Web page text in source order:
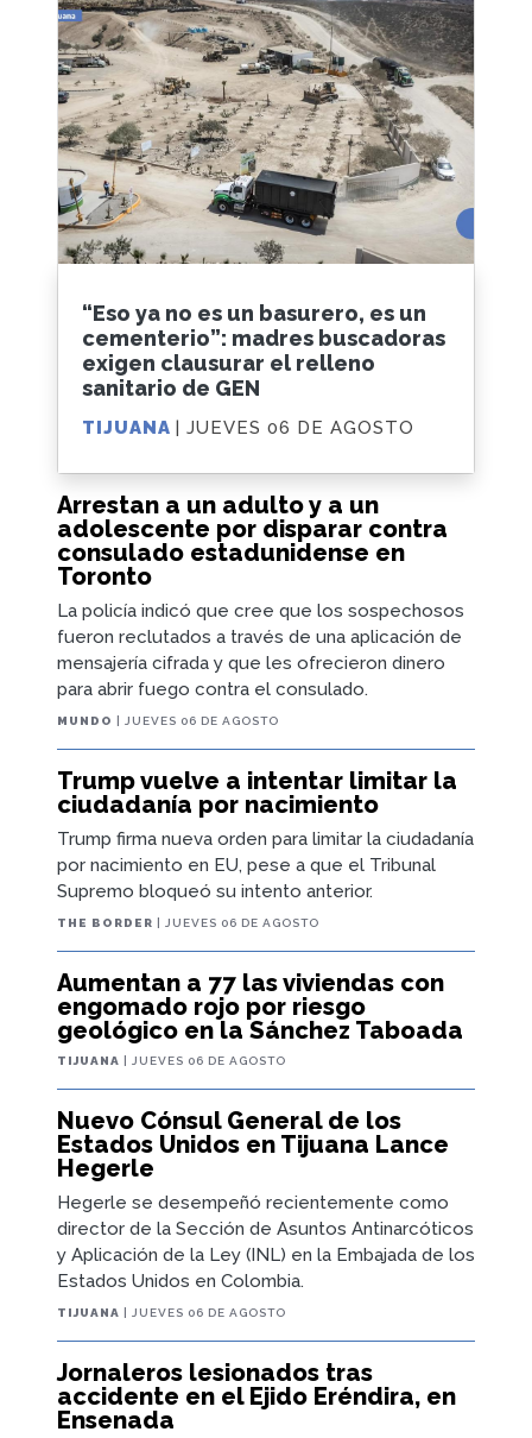
Arrestan a un adulto y a un
adolescente por disparar contra
consulado estadunidense en
Toronto
La policía indicó que cree que los sospechosos
fueron reclutados a través de una aplicación de
mensajería cifrada y que les ofrecieron dinero
para abrir fuego contra el consulado.
MUNDO | JUEVES 06 DE AGOSTO
Trump vuelve a intentar limitar la
ciudadanía por nacimiento
Trump firma nueva orden para limitar la ciudadanía
por nacimiento en EU, pese a que el Tribunal
Supremo bloqueó su intento anterior.
THE BORDER | JUEVES 06 DE AGOSTO
Aumentan a 77 las viviendas con
engomado rojo por riesgo
geológico en la Sánchez Taboada
TIJUANA | JUEVES 06 DE AGOSTO
Nuevo Cónsul General de los
Estados Unidos en Tijuana Lance
Hegerle
Hegerle se desempeñó recientemente como
director de la Sección de Asuntos Antinarcóticos
y Aplicación de la Ley (INL) en la Embajada de los
Estados Unidos en Colombia.
TIJUANA | JUEVES 06 DE AGOSTO
Jornaleros lesionados tras
accidente en el Ejido Eréndira, en
Ensenada
“Eso ya no es un basurero, es un
cementerio”: madres buscadoras
exigen clausurar el relleno
sanitario de GEN
TIJUANA | JUEVES 06 DE AGOSTO